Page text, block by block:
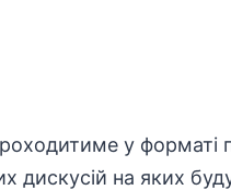
у форматі
дискусій на яких